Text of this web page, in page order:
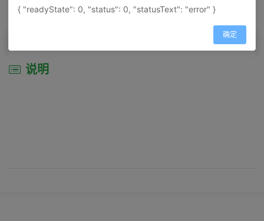
属性： 地图属性： 地图类型-地形地势图
说明
{ "readyState": 0, "status": 0, "statusText": "error" }
确定